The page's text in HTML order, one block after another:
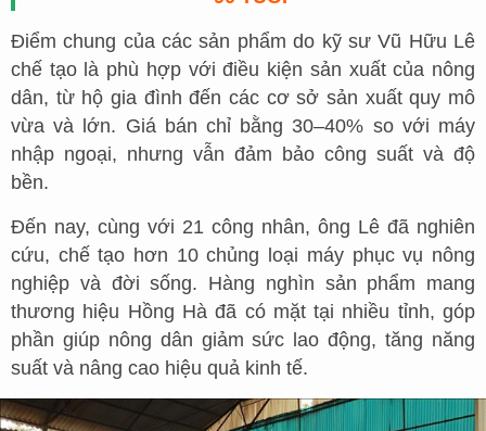
Điểm chung của các sản phẩm do kỹ sư Vũ Hữu Lê
chế tạo là phù hợp với điều kiện sản xuất của nông
dân, từ hộ gia đình đến các cơ sở sản xuất quy mô
vừa và lớn. Giá bán chỉ bằng 30–40% so với máy
nhập ngoại, nhưng vẫn đảm bảo công suất và độ
bền.
Đến nay, cùng với 21 công nhân, ông Lê đã nghiên
cứu, chế tạo hơn 10 chủng loại máy phục vụ nông
nghiệp và đời sống. Hàng nghìn sản phẩm mang
thương hiệu Hồng Hà đã có mặt tại nhiều tỉnh, góp
phần giúp nông dân giảm sức lao động, tăng năng
suất và nâng cao hiệu quả kinh tế.